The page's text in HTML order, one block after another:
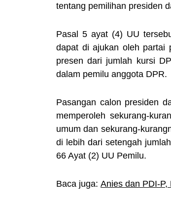
tentang pemilihan presiden
Pasal 5 ayat (4) UU
dapat di ajukan oleh partai
presen dari jumlah kursi
dalam pemilu anggota DPR.
Pasangan calon presiden
memperoleh sekurang-
umum dan sekurang-
di lebih dari setengah
66 Ayat (2) UU Pemilu.
Baca juga: Anies dan PDI-